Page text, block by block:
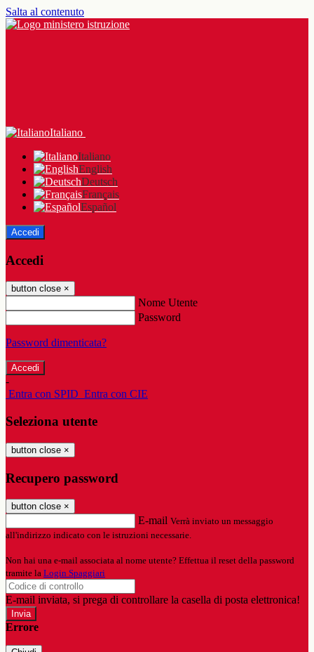
Salta al contenuto
Italiano
Italiano
English
Deutsch
Français
Español
Accedi
Accedi
button close ×
Nome Utente
Password
Password dimenticata?
-
Entra con SPID Entra con CIE
Seleziona utente
button close ×
Recupero password
button close ×
E-mail Verrà inviato un messaggio
all'indirizzo indicato con le istruzioni necessarie.
Non hai una e-mail associata al nome utente? Effettua il reset della password
tramite la Login Spaggiari
E-mail inviata, si prega di controllare la casella di posta elettronica!
Errore